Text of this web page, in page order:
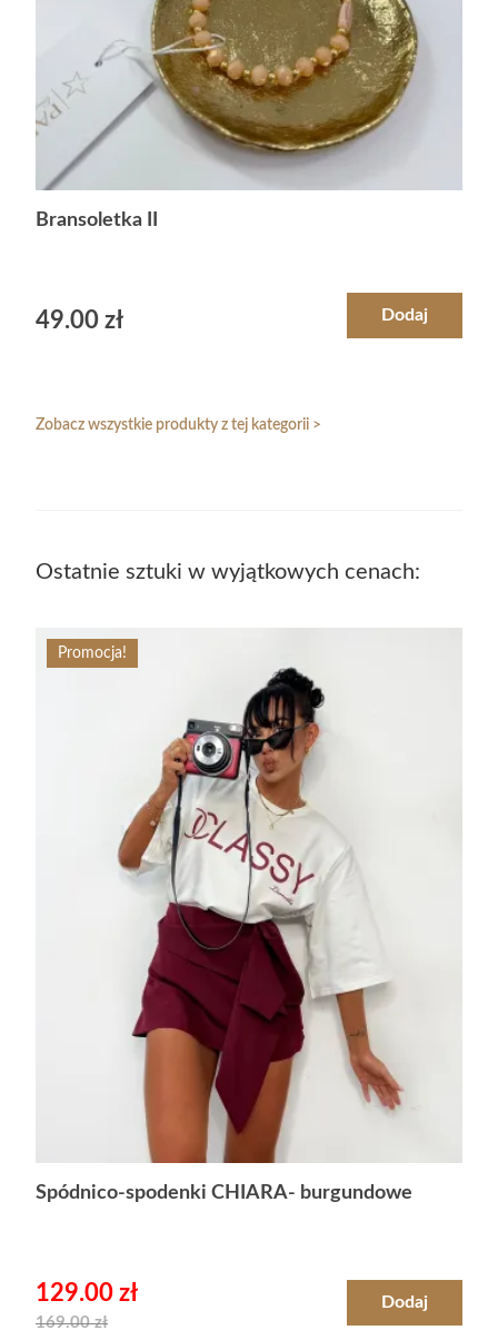
Bransoletka II
49.00 zł Dodaj
Zobacz wszystkie produkty z tej kategorii >
Ostatnie sztuki w wyjątkowych cenach:
Promocja!
Spódnico-spodenki CHIARA- burgundowe
169.00zł
129.00 zł Dodaj